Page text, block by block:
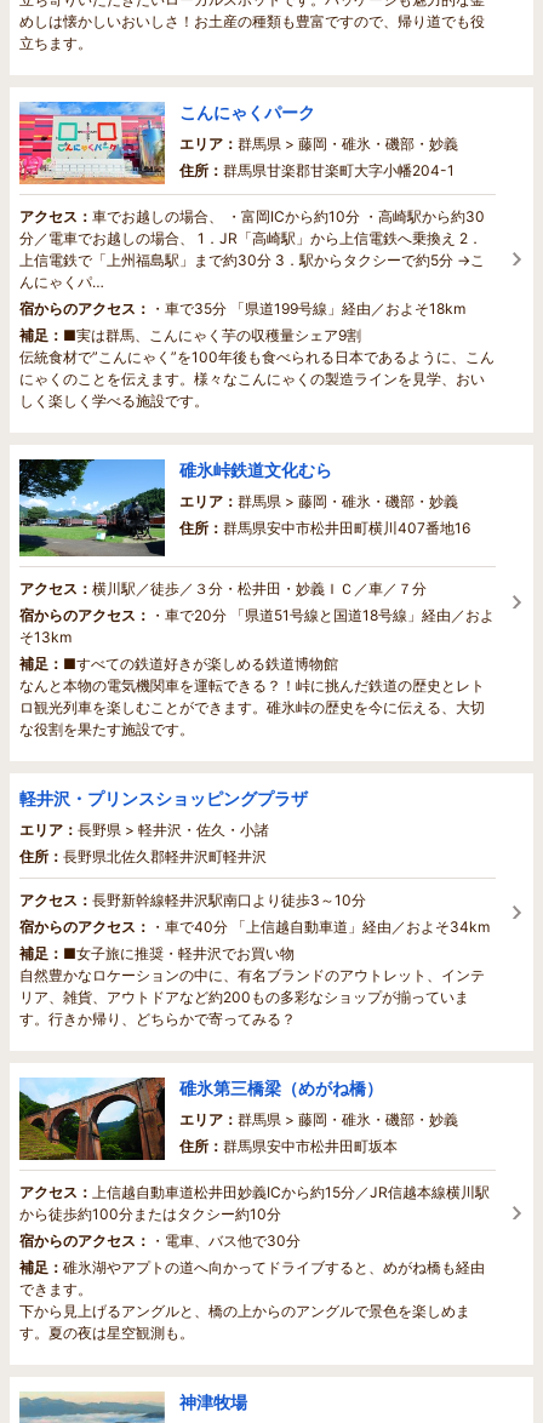
めしは懐かしいおいしさ！お土産の種類も豊富ですので、帰り道でも役
立ちます。
こんにゃくパーク
エリア： 群馬県 > 藤岡・碓氷・磯部・妙義
住所： 群馬県甘楽郡甘楽町大字小幡204-1
アクセス： 車でお越しの場合、 ・富岡ICから約10分 ・高崎駅から約30
分／電車でお越しの場合、 1．JR「高崎駅」から上信電鉄へ乗換え 2．
上信電鉄で「上州福島駅」まで約30分 3．駅からタクシーで約5分 →こ
んにゃくパ…
宿からのアクセス： ・車で35分 「県道199号線」経由／およそ18km
補足： ■実は群馬、こんにゃく芋の収穫量シェア9割
伝統食材で”こんにゃく”を100年後も食べられる日本であるように、こん
にゃくのことを伝えます。様々なこんにゃくの製造ラインを見学、おい
しく楽しく学べる施設です。
碓氷峠鉄道文化むら
エリア： 群馬県 > 藤岡・碓氷・磯部・妙義
住所： 群馬県安中市松井田町横川407番地16
アクセス： 横川駅／徒歩／３分・松井田・妙義ＩＣ／車／７分
宿からのアクセス： ・車で20分 「県道51号線と国道18号線」経由／およ
そ13km
補足： ■すべての鉄道好きが楽しめる鉄道博物館
なんと本物の電気機関車を運転できる？！峠に挑んだ鉄道の歴史とレト
ロ観光列車を楽しむことができます。碓氷峠の歴史を今に伝える、大切
な役割を果たす施設です。
軽井沢・プリンスショッピングプラザ
エリア： 長野県 > 軽井沢・佐久・小諸
住所： 長野県北佐久郡軽井沢町軽井沢
アクセス： 長野新幹線軽井沢駅南口より徒歩3～10分
宿からのアクセス： ・車で40分 「上信越自動車道」経由／およそ34km
補足： ■女子旅に推奨・軽井沢でお買い物
自然豊かなロケーションの中に、有名ブランドのアウトレット、インテ
リア、雑貨、アウトドアなど約200もの多彩なショップが揃っていま
す。行きか帰り、どちらかで寄ってみる？
碓氷第三橋梁（めがね橋）
エリア： 群馬県 > 藤岡・碓氷・磯部・妙義
住所： 群馬県安中市松井田町坂本
アクセス： 上信越自動車道松井田妙義ICから約15分／JR信越本線横川駅
から徒歩約100分またはタクシー約10分
宿からのアクセス： ・電車、バス他で30分
補足： 碓氷湖やアプトの道へ向かってドライブすると、めがね橋も経由
できます。
下から見上げるアングルと、橋の上からのアングルで景色を楽しめま
す。夏の夜は星空観測も。
神津牧場